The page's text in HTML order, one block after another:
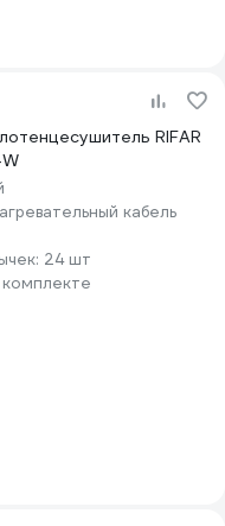
RIFAR
кабель
24 шт
комплекте